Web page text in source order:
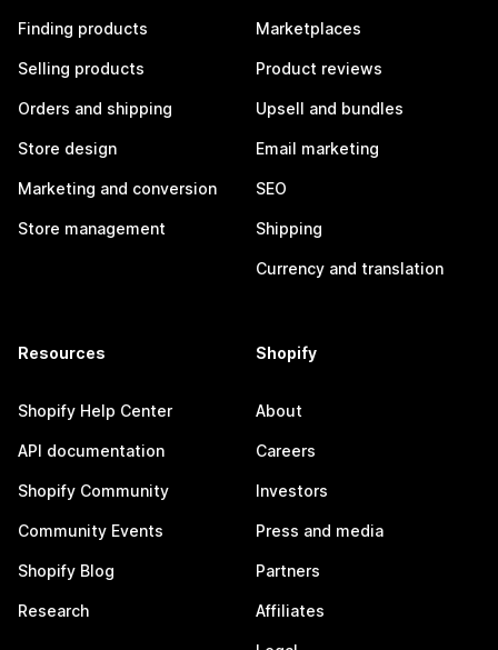
Finding products
Selling products
Orders and shipping
Store design
Marketing and conversion
Store management
Marketplaces
Product reviews
Upsell and bundles
Email marketing
SEO
Shipping
Currency and translation
Resources
Shopify Help Center
API documentation
Shopify Community
Community Events
Shopify Blog
Research
Shopify
About
Careers
Investors
Press and media
Partners
Affiliates